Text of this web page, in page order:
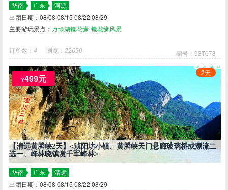
华南 广东
河源
出团日期：08/08 08/15 08/22 08/29
主要游玩景点：万绿湖镜花缘 镜花缘风景
订单数：4 浏览：22650 编号：93T673
【清远黄腾峡2天】<浈阳坊小镇、黄腾峡天门悬廊玻璃桥或漂流二
选一、峰林晓镇赏千军峰林>
2天
华南 广东
清远
出团日期：08/08 08/15 08/22 08/29
¥499元